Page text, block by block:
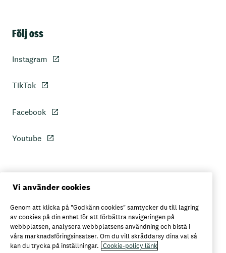
Följ oss
Instagram
TikTok
Facebook
Youtube
Personuppgiftspolicy
Axfoods integritetspolicy
Vi använder cookies
Genom att klicka på "Godkänn cookies" samtycker du till lagring
av cookies på din enhet för att förbättra navigeringen på
webbplatsen, analysera webbplatsens användning och bistå i
våra marknadsföringsinsatser. Om du vill skräddarsy dina val så
kan du trycka på inställningar. Cookie-policy länk